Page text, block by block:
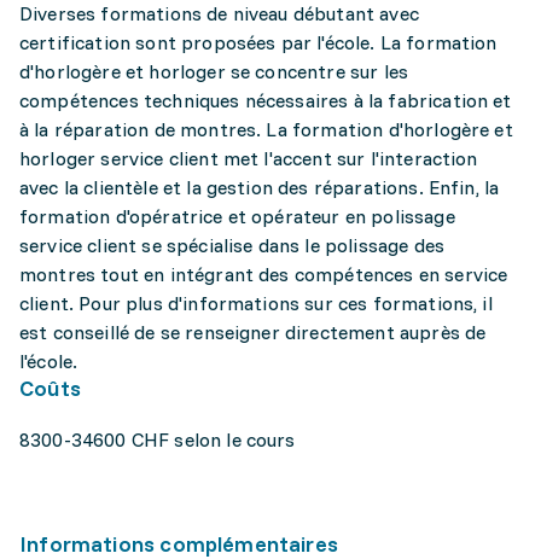
Diverses formations de niveau débutant avec
certification sont proposées par l'école. La formation
d'horlogère et horloger se concentre sur les
compétences techniques nécessaires à la fabrication et
à la réparation de montres. La formation d'horlogère et
horloger service client met l'accent sur l'interaction
avec la clientèle et la gestion des réparations. Enfin, la
formation d'opératrice et opérateur en polissage
service client se spécialise dans le polissage des
montres tout en intégrant des compétences en service
client. Pour plus d'informations sur ces formations, il
est conseillé de se renseigner directement auprès de
l'école.
Coûts
8300-34600 CHF selon le cours
Informations complémentaires